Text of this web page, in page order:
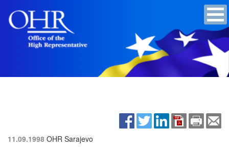
11.09.1998 OHR Sarajevo